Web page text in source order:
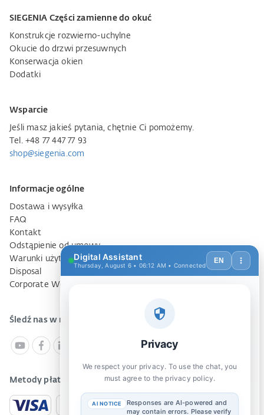
SIEGENIA Części zamienne do okuć
Konstrukcje rozwierno-uchylne
Okucie do drzwi przesuwnych
Konserwacja okien
Dodatki
Wsparcie
Jeśli masz jakieś pytania, chętnie Ci pomożemy.
Tel. +48 77 447 77 93
shop@siegenia.com
Informacje ogólne
Dostawa i wysyłka
FAQ
Kontakt
Odstąpienie od umowy
Warunki użytkowania
Disposal
Corporate Website
Śledź nas w mediach społecznościowych
Metody płatności